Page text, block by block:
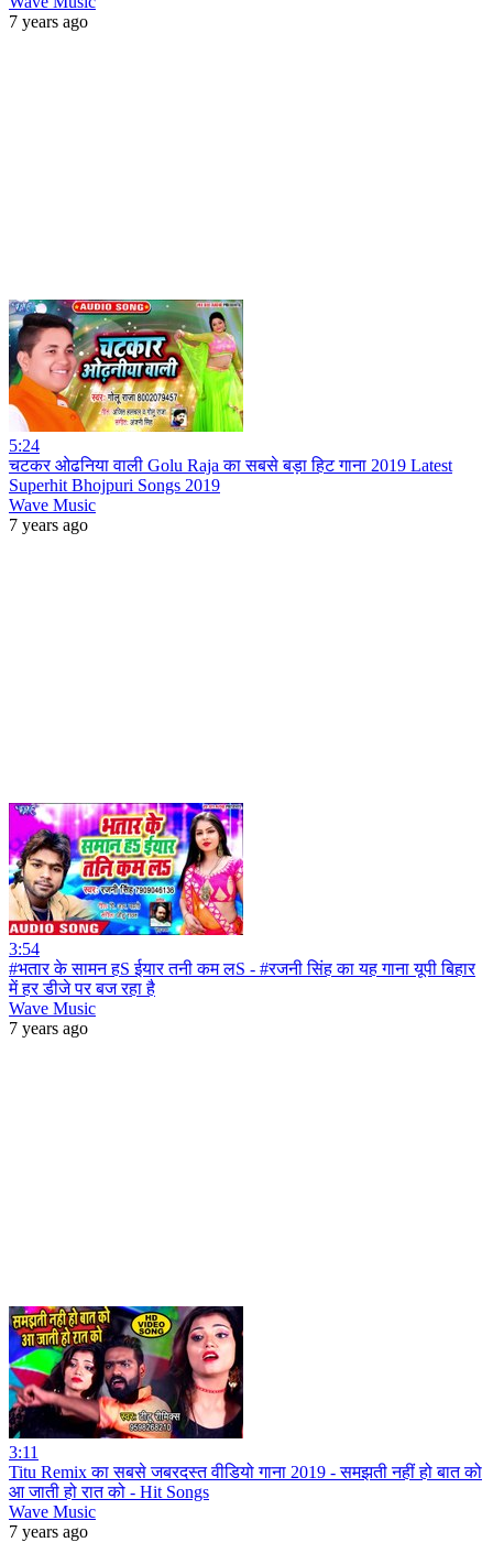
7 years ago
5:24
चटकर ओढनिया वाली Golu Raja का सबसे बड़ा हिट गाना 2019 Latest
Superhit Bhojpuri Songs 2019
Wave Music
7 years ago
3:54
#भतार के सामन हS ईयार तनी कम लS - #रजनी सिंह का यह गाना यूपी बिहार
में हर डीजे पर बज रहा है
Wave Music
7 years ago
3:11
Titu Remix का सबसे जबरदस्त वीडियो गाना 2019 - समझती नहीं हो बात को
आ जाती हो रात को - Hit Songs
Wave Music
7 years ago